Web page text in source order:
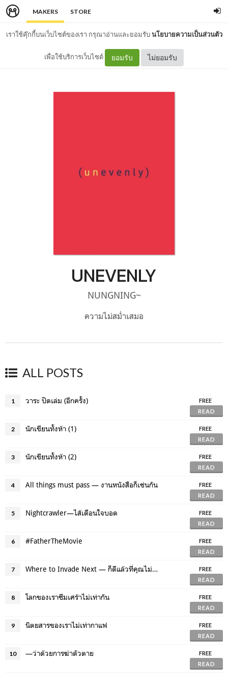
MAKERS STORE
เราใช้คุ๊กกี้บนเว็บไซต์ของเรา กรุณาอ่านและยอมรับนโยบายความเป็นส่วนตัว
เพื่อใช้บริการเว็บไซต์ ยอมรับ ไม่ยอมรับ
UNEVENLY
NUNGNING~
ความไม่สม่ำเสมอ
ALL POSTS
1 วาระ ปิดเล่ม (อีกครั้ง)
FREE
READ
2 นักเขียนทั้งห้า (1)
FREE
READ
3 นักเขียนทั้งห้า (2)
FREE
READ
4 All things must pass — งานหนังสือก็เช่นกัน
FREE
READ
5 Nightcrawler—ไส้เดือนใจบอด
FREE
READ
6 #FatherTheMovie
FREE
READ
7 Where to Invade Next — ก็ดีแล้วที่คุณไม่สบายใจ
FREE
READ
8 โลกของเราซึมเศร้าไม่เท่ากัน
FREE
READ
9 นิตยสารของเราไม่เท่ากาแฟ
FREE
READ
10 —ว่าด้วยการฆ่าตัวตาย
FREE
READ